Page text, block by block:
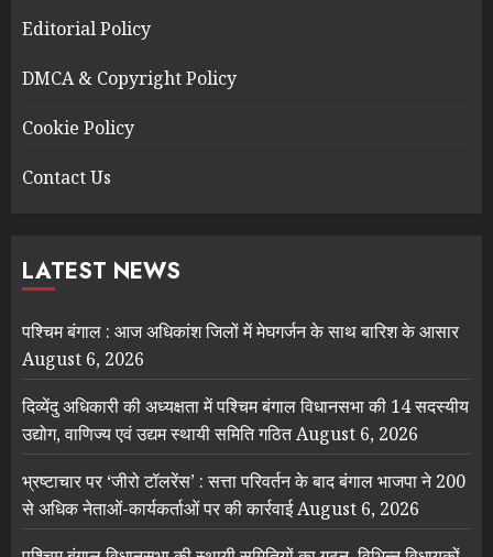
Editorial Policy
DMCA & Copyright Policy
Cookie Policy
Contact Us
LATEST NEWS
पश्चिम बंगाल : आज अधिकांश जिलों में मेघगर्जन के साथ बारिश के आसार
August 6, 2026
दिव्येंदु अधिकारी की अध्यक्षता में पश्चिम बंगाल विधानसभा की 14 सदस्यीय
उद्योग, वाणिज्य एवं उद्यम स्थायी समिति गठितAugust 6, 2026
भ्रष्टाचार पर ‘जीरो टॉलरेंस’ : सत्ता परिवर्तन के बाद बंगाल भाजपा ने 200
से अधिक नेताओं-कार्यकर्ताओं पर की कार्रवाईAugust 6, 2026